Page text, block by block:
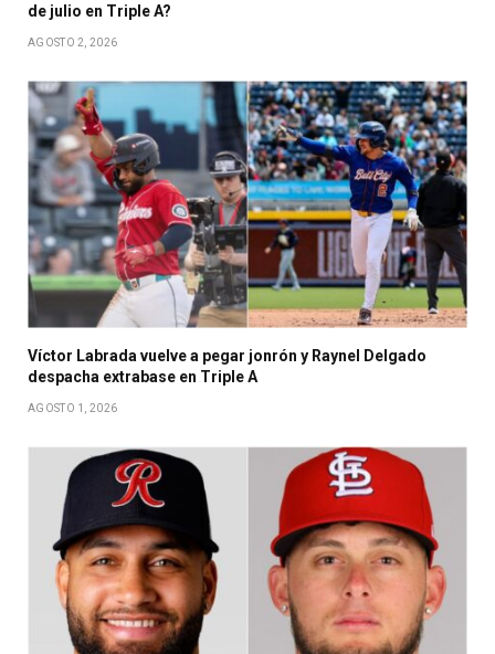
de julio en Triple A?
AGOSTO 2, 2026
Víctor Labrada vuelve a pegar jonrón y Raynel Delgado
despacha extrabase en Triple A
AGOSTO 1, 2026